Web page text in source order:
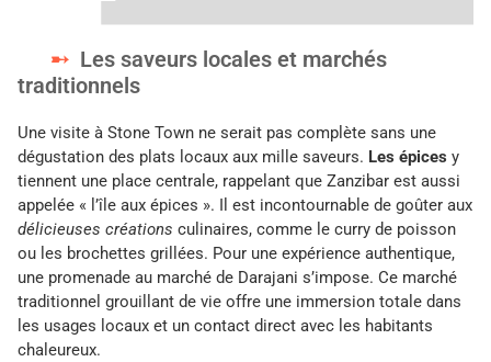
Les saveurs locales et marchés
traditionnels
Une visite à Stone Town ne serait pas complète sans une
dégustation des plats locaux aux mille saveurs. Les épices y
tiennent une place centrale, rappelant que Zanzibar est aussi
appelée « l’île aux épices ». Il est incontournable de goûter aux
délicieuses créations culinaires, comme le curry de poisson
ou les brochettes grillées. Pour une expérience authentique,
une promenade au marché de Darajani s’impose. Ce marché
traditionnel grouillant de vie offre une immersion totale dans
les usages locaux et un contact direct avec les habitants
chaleureux.